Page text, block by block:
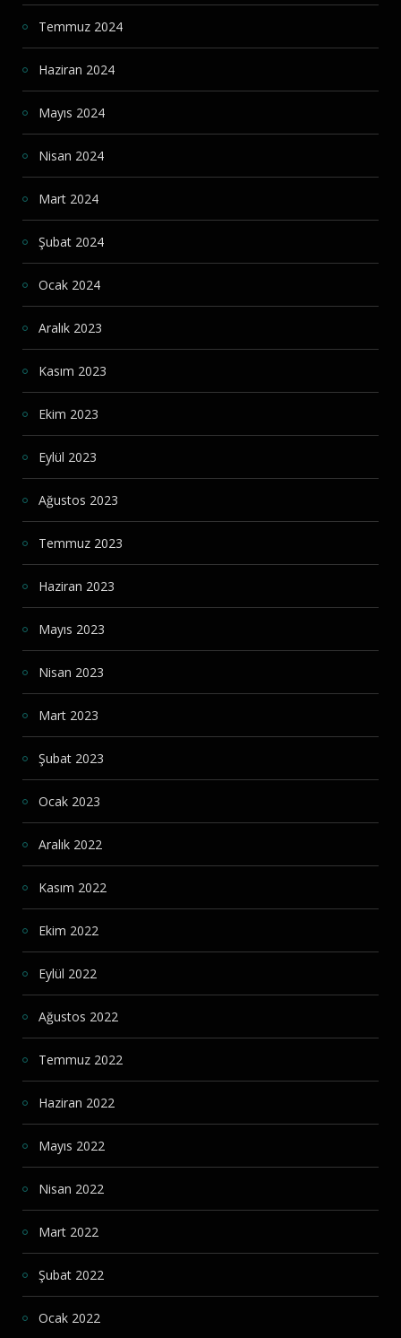
Temmuz 2024
Haziran 2024
Mayıs 2024
Nisan 2024
Mart 2024
Şubat 2024
Ocak 2024
Aralık 2023
Kasım 2023
Ekim 2023
Eylül 2023
Ağustos 2023
Temmuz 2023
Haziran 2023
Mayıs 2023
Nisan 2023
Mart 2023
Şubat 2023
Ocak 2023
Aralık 2022
Kasım 2022
Ekim 2022
Eylül 2022
Ağustos 2022
Temmuz 2022
Haziran 2022
Mayıs 2022
Nisan 2022
Mart 2022
Şubat 2022
Ocak 2022